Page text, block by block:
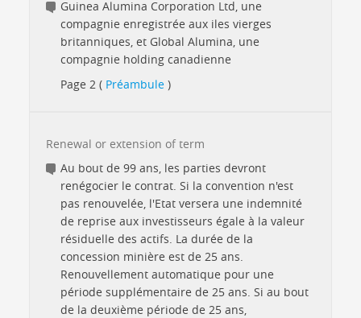
Guinea Alumina Corporation Ltd, une
compagnie enregistrée aux iles vierges
britanniques, et Global Alumina, une
compagnie holding canadienne
Page 2 ( Préambule )
Renewal or extension of term
Au bout de 99 ans, les parties devront
renégocier le contrat. Si la convention n'est
pas renouvelée, l'Etat versera une indemnité
de reprise aux investisseurs égale à la valeur
résiduelle des actifs. La durée de la
concession minière est de 25 ans.
Renouvellement automatique pour une
période supplémentaire de 25 ans. Si au bout
de la deuxième période de 25 ans,